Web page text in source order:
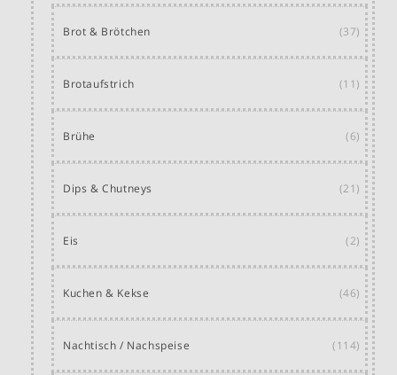
Brot & Brötchen (37)
Brotaufstrich (11)
Brühe (6)
Dips & Chutneys (21)
Eis (2)
Kuchen & Kekse (46)
Nachtisch / Nachspeise (114)